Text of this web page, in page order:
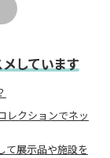
しています
レクションでネッ
て展示品や施設を